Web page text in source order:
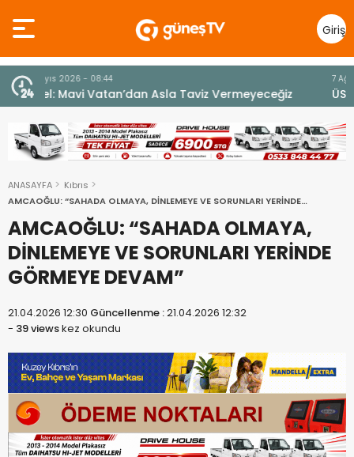
Giriş
Yap
7 Ağustos 2026 - 12:36
ÜSTEL: “ERENKÖY RUHU SONSUZA DEK YAŞAYACAK”
ANASAYFA
Kıbrıs
AMCAOĞLU: “SAHADA OLMAYA, DİNLEMEYE VE SORUNLARI YERİNDE
GÖRMEYE DEVAM”
AMCAOĞLU: “SAHADA OLMAYA,
DİNLEMEYE VE SORUNLARI YERİNDE
GÖRMEYE DEVAM”
21.04.2026 12:30 Güncellenme :21.04.2026 12:32
- 39 viewskez okundu